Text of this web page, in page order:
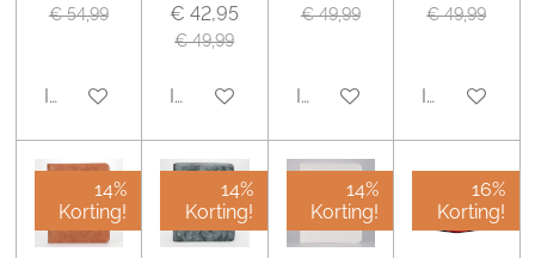
€ 54,99
In winkelwagen
€ 42,95
€ 49,99
In winkelwagen
€ 49,99
In winkelwagen
€ 49,99
In
14%
Korting!
14%
Korting!
14%
Korting!
16%
Korting!